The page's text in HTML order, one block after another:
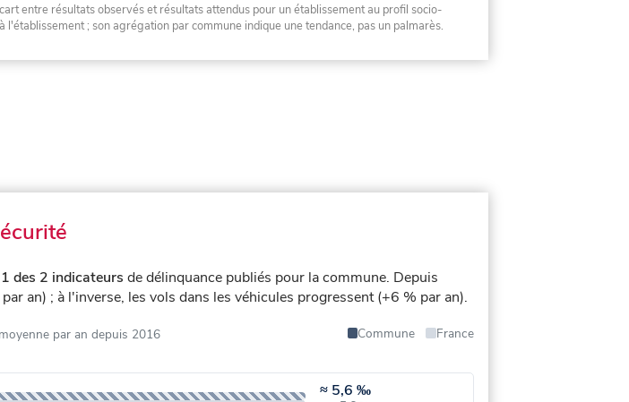
entre résultats observés et résultats attendus pour un établissement au profil socio-
; son agrégation par commune indique une tendance, pas un palmarès.
des 2 indicateurs de délinquance publiés pour la commune. Depuis
an) ; à l'inverse, les vols dans les véhicules progressent (+6 % par an).
par an depuis 2016 Commune
France
≈ 5,6 ‰